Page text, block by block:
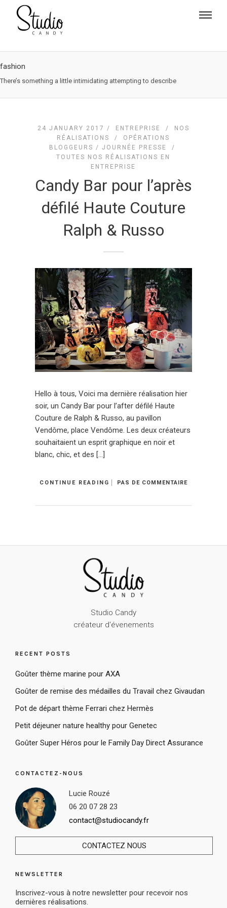
fashion
There’s something a little intimidating attempting to describe
24 JANUARY 2017 / ENTREPRISE / NOS
RÉALISATIONS
/ OPÉRATIONS
BLOGGEURS / JOURNÉE PRESSE
/
TOUTES NOS RÉALISATIONS EN
ENTREPRISE
Candy Bar pour l’après
défilé Haute Couture
Ralph & Russo
Hello à tous, Voici ma dernière réalisation hier
soir, un Candy Bar pour l’after défilé Haute
Couture de Ralph & Russo, au pavillon
Vendôme, place Vendôme. Les deux créateurs
souhaitaient un esprit graphique en noir et
blanc, chic, et des […]
CONTINUE READING PAS DE COMMENTAIRE
Studio Candy
créateur d'évenements
RECENT POSTS
Goûter thème marine pour AXA
Goûter de remise des médailles du Travail chez Givaudan
Pot de départ thème Ferrari chez Hermès
Petit déjeuner nature healthy pour Genetec
Goûter Super Héros pour le Family Day Direct Assurance
CONTACTEZ-NOUS
Lucie Rouzé
06 20 07 28 23
contact@studiocandy.fr
CONTACTEZ NOUS
NEWSLETTER
Inscrivez-vous à notre newsletter pour recevoir nos
dernières réalisations.